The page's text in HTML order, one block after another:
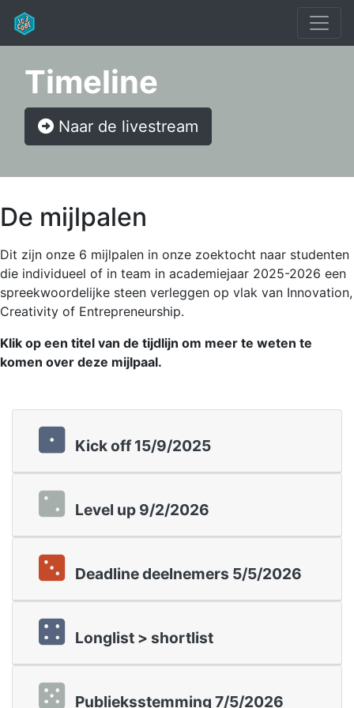
Timeline
Naar de livestream
De mijlpalen
Dit zijn onze 6 mijlpalen in onze zoektocht naar studenten
die individueel of in team in academiejaar 2025-2026 een
spreekwoordelijke steen verleggen op vlak van Innovation,
Creativity of Entrepreneurship.
Klik op een titel van de tijdlijn om meer te weten te
komen over deze mijlpaal.
Kick off 15/9/2025
Level up 9/2/2026
Deadline deelnemers 5/5/2026
Longlist > shortlist
Publieksstemming 7/5/2026